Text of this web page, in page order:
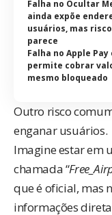
Falha no Ocultar
ainda expõe
usuários, mas
parece
Falha no Apple
permite cobrar
mesmo bloqueado
Outro risco
enganar usuários.
Imagine estar em
chamada “
que é oficial, mas
informações